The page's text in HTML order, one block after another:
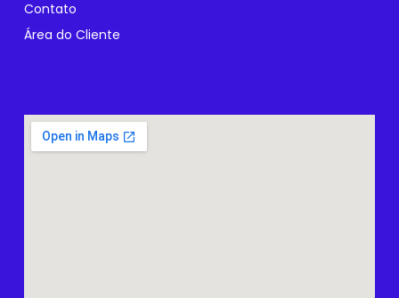
Contato
Área do Cliente